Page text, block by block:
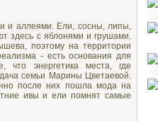
и аллеями. Ели, сосны, липы,
здесь с яблонями и грушами.
поэтому на территории
- есть основания для
что энергетика места, где
семьи Марины Цветаевой.
после них пошла мода на
ивы и ели помнят самые